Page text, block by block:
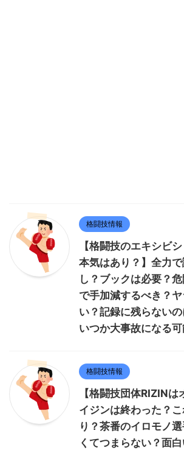
格闘技情報
【格闘技のエキシビ
本気はあり？】全力
し？ブックは必要？
で手加減するべき？
い？記録に残らない
いつか大事故になる
格闘技情報
【格闘技団体RIZINは
イジンは終わった？
り？茶番のイロモノ
くてつまらない？面